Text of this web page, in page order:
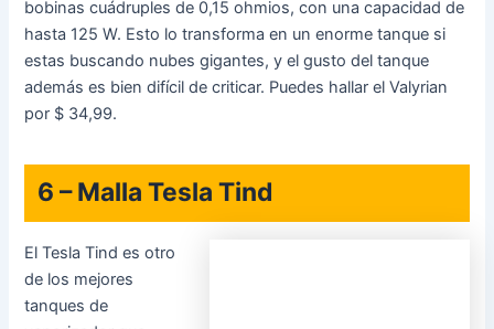
todo el tanque. La bobina utiliza malla, con una resistencia
de 0.18 ohmios y una capacidad de hasta 80 W, que da
gigantes nubes de vapor y un gusto bien replicado
además. El tanque cuesta $ 22,90.
5 – Tanque de canal Wismec
Wismec es una
oferta de alta
tecnología que tiene